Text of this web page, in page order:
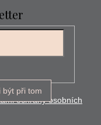
být při tom
ochrany osobních